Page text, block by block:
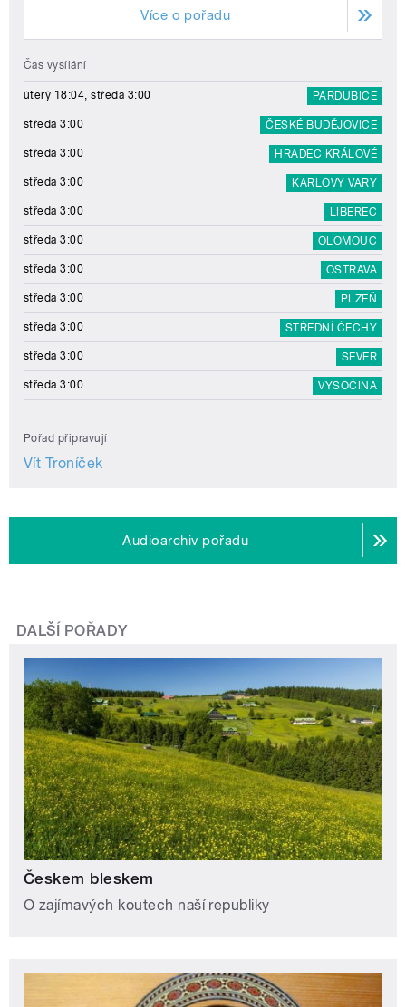
Více o pořadu
Čas vysílání
úterý 18:04, středa 3:00 PARDUBICE
středa 3:00 ČESKÉ BUDĚJOVICE
středa 3:00 HRADEC KRÁLOVÉ
středa 3:00 KARLOVY VARY
středa 3:00 LIBEREC
středa 3:00 OLOMOUC
středa 3:00 OSTRAVA
středa 3:00 PLZEŇ
středa 3:00 STŘEDNÍ ČECHY
středa 3:00 SEVER
středa 3:00 VYSOČINA
Pořad připravují
Vít Troníček
Audioarchiv pořadu
DALŠÍ POŘADY
Českem bleskem
O zajímavých koutech naší republiky